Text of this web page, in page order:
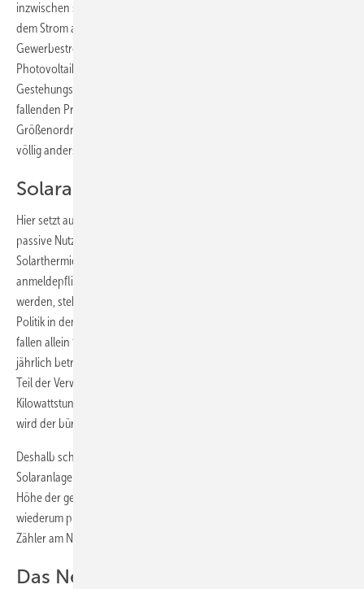
inzwischen so preiswert produziert werden kann, dass sie längst mit
dem Strom aus dem Netz konkurrieren kann. Selbst für
Gewerbestromverbraucher ist der Strom aus einer eigenen
Photovoltaikanlage preiswerter als der vom Versorger. „Mit
Gestehungskosten von zirka zehn Cent pro Kilowattstunde und weiter
fallenden Preisen rangieren Photovoltaikanlagen in der gleichen
Größenordnung wie andere Haustechnik, werden aber regulatorisch
völlig anders behandelt“, betonen die Paderborner.
Solaranlage nur noch anmelden
Hier setzt auch der Änderungsbedarf an. Denn während für die
passive Nutzung der Solarstrahlung durch Fenster, Fassaden oder
Solarthermieanlagen keine Steuern anfallen, diese nicht
anmeldepflichtig sind, die Erträge auch nicht mit Umlagen belastet
werden, stehen der Photovoltaik riesige Hürden im Weg, die von der
Politik in den vergangenen Jahren noch weiter ausgebaut wurden. So
fallen allein für den administrativen Aufwand, den ein Anlagenbesitzer
jährlich betreiben muss, so hohe Kosten an, dass allein der bekannte
Teil der Verwaltungskosten den Strompreis um sechs Cent pro
Kilowattstunde in die Höhe treiben. Mit dem neuen Mieterstromgesetz
wird der bürokratische Aufwand noch weiter auf die Spitze getrieben.
Deshalb schlagen die Westfalen vor, dass der Betreiber eine
Solaranlage von der Errichtung beim Netzbetreiber nur noch mit der
Höhe der geplanten Leistung anmelden sollte. Der Netzbetreiber
wiederum prüft die technischen Voraussetzungen und ersetzt den
Zähler am Netzanschlusspunkt durch einen Zweirichtungszähler.
Das Netz nicht nur als Speicher